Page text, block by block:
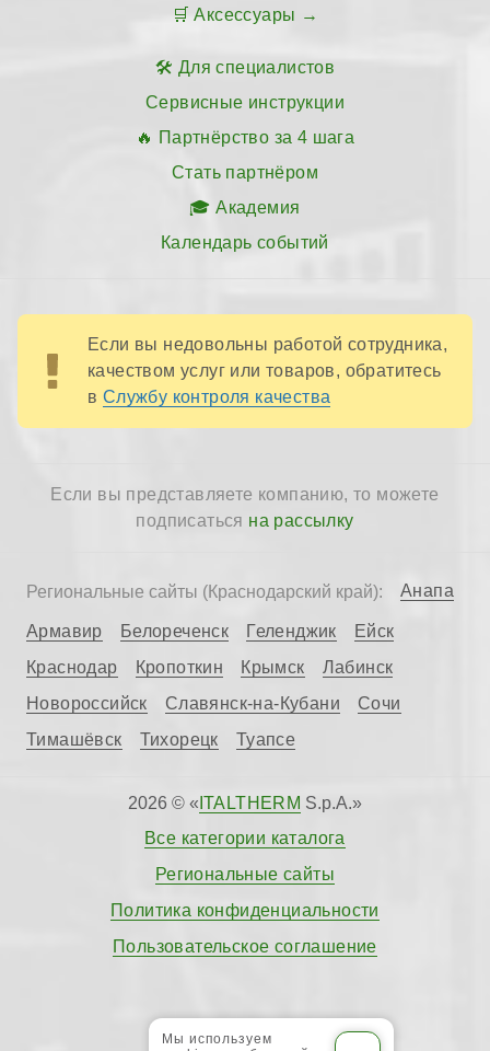
Аксессуары
Для специалистов
Сервисные инструкции
Партнёрство за 4 шага
Стать партнёром
Академия
Календарь событий
Если вы недовольны работой сотрудника,
качеством услуг или товаров, обратитесь
в Службу контроля качества
Если вы представляете компанию, то можете
подписаться на рассылку
Региональные сайты (Краснодарский край): Анапа
Армавир Белореченск Геленджик
Ейск
Краснодар
Кропоткин Крымск
Лабинск
Новороссийск
Славянск-на-Кубани
Сочи
Тимашёвск
Тихорецк Туапсе
2026 © « ITALTHERM S.p.A.»
Все категории каталога
Региональные сайты
Политика конфиденциальности
Пользовательское соглашение
Мы используем